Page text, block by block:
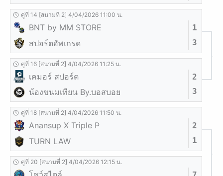
คู่ที่ 14 [สนามที่ 2] 4/04/2026 11:00 น.
BNT by MM STORE
สปอร์ตอัพเกรด
1
3
คู่ที่ 16 [สนามที่ 2] 4/04/2026 11:25 น.
เคมอร์ สปอร์ต
น้องขนมเทียน By.บอสบอย
2
3
คู่ที่ 18 [สนามที่ 2] 4/04/2026 11:50 น.
Anansup X Triple P
TURN LAW
2
1
คู่ที่ 20 [สนามที่ 2] 4/04/2026 12:15 น.